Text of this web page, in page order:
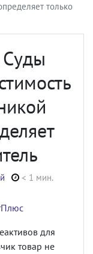
только
< 1 мин.
для
товар не